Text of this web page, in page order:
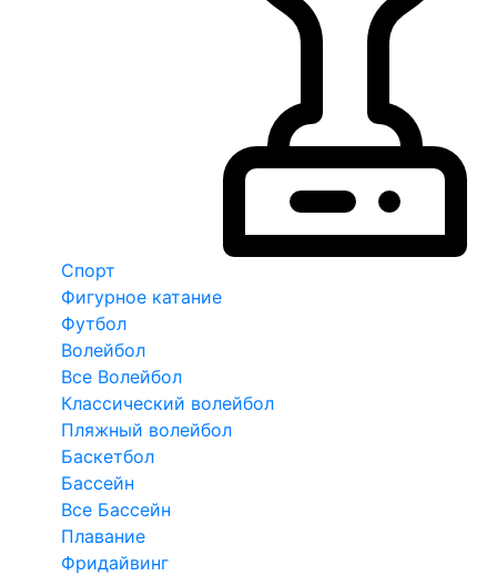
Спорт
Фигурное катание
Футбол
Волейбол
Все Волейбол
Классический волейбол
Пляжный волейбол
Баскетбол
Бассейн
Все Бассейн
Плавание
Фридайвинг